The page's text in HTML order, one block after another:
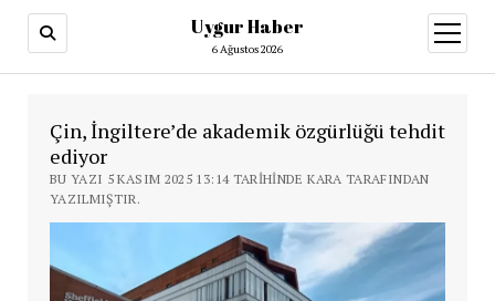
Uygur Haber
6 Ağustos 2026
aç
Çin, İngiltere’de akademik özgürlüğü tehdit
ediyor
BU YAZI 5 KASIM 2025 13:14 TARIHINDE KARA TARAFINDAN
YAZILMIŞTIR.